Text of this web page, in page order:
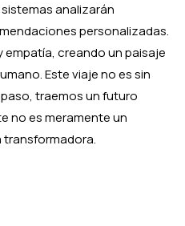
analizarán
personalizadas.
empatía, creando un paisaje
Este viaje no es sin
traemos un futuro
no es meramente un
transformadora.